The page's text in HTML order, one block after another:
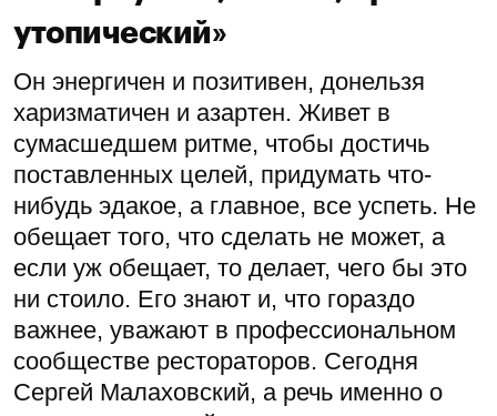
утопический»
Он энергичен и позитивен, донельзя
харизматичен и азартен. Живет в
сумасшедшем ритме, чтобы достичь
поставленных целей, придумать что-
нибудь эдакое, а главное, все успеть. Не
обещает того, что сделать не может, а
если уж обещает, то делает, чего бы это
ни стоило. Его знают и, что гораздо
важнее, уважают в профессиональном
сообществе рестораторов. Сегодня
Сергей Малаховский, а речь именно о